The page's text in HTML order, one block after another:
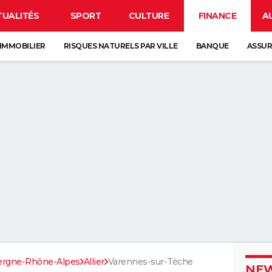
SPORT CULTURE FINANCE
RISQUES NATURELS PAR VILLE BANQUE
Rhône-Alpes Allier Varennes-sur-Tèche